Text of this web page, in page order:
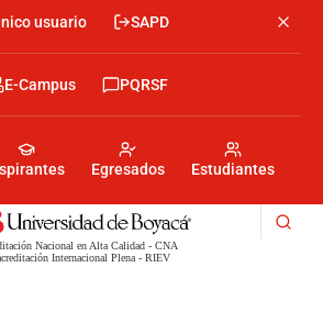
usuario SAPD
Egresados Estudiantes
E-Campus PQRSF
Menú
Nacional en Alta Calidad - CNA
Internacional Plena - RIEV